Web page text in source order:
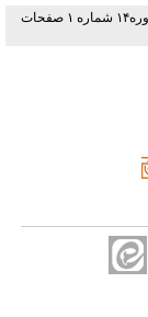
دوره۱۴ شماره ۱ صفحات